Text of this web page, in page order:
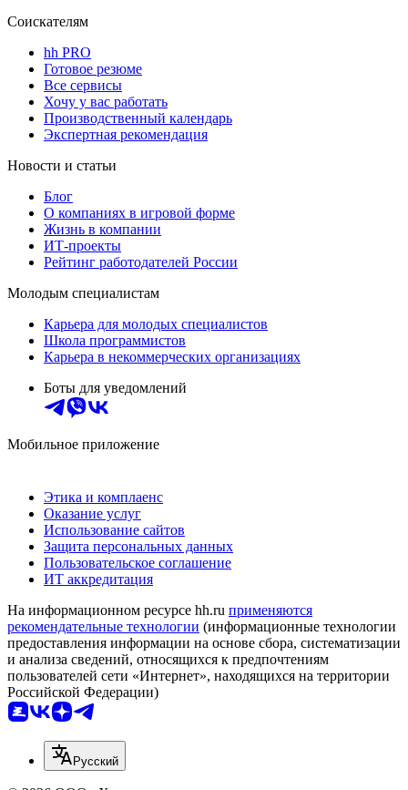
Соискателям
hh PRO
Готовое резюме
Все сервисы
Хочу у вас работать
Производственный календарь
Экспертная рекомендация
Новости и статьи
Блог
О компаниях в игровой форме
Жизнь в компании
ИТ-проекты
Рейтинг работодателей России
Молодым специалистам
Карьера для молодых специалистов
Школа программистов
Карьера в некоммерческих организациях
Боты для уведомлений
Мобильное приложение
Этика и комплаенс
Оказание услуг
Использование сайтов
Защита персональных данных
Пользовательское соглашение
ИТ аккредитация
На информационном ресурсе hh.ru применяются
рекомендательные технологии (информационные технологии
предоставления информации на основе сбора, систематизации
и анализа сведений, относящихся к предпочтениям
пользователей сети «Интернет», находящихся на территории
Российской Федерации)
Русский